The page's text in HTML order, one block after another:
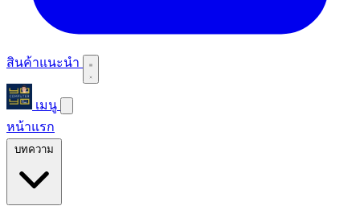
สินค้าแนะนำ
เมนู
หน้าแรก
บทความ